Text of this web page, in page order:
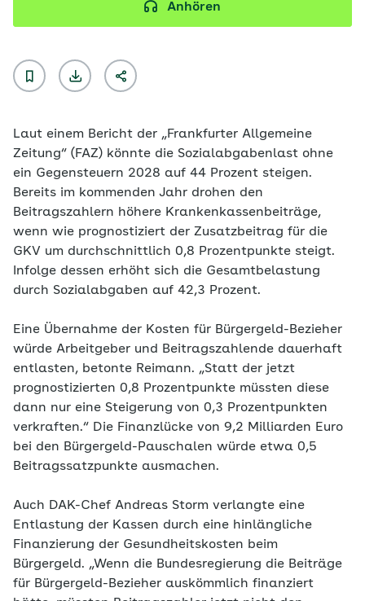
Anhören
Laut einem Bericht der „Frankfurter Allgemeine
Zeitung“ (FAZ) könnte die Sozialabgabenlast ohne
ein Gegensteuern 2028 auf 44 Prozent steigen.
Bereits im kommenden Jahr drohen den
Beitragszahlern höhere Krankenkassenbeiträge,
wenn wie prognostiziert der Zusatzbeitrag für die
GKV um durchschnittlich 0,8 Prozentpunkte steigt.
Infolge dessen erhöht sich die Gesamtbelastung
durch Sozialabgaben auf 42,3 Prozent.
Eine Übernahme der Kosten für Bürgergeld-Bezieher
würde Arbeitgeber und Beitragszahlende dauerhaft
entlasten, betonte Reimann. „Statt der jetzt
prognostizierten 0,8 Prozentpunkte müssten diese
dann nur eine Steigerung von 0,3 Prozentpunkten
verkraften.“ Die Finanzlücke von 9,2 Milliarden Euro
bei den Bürgergeld-Pauschalen würde etwa 0,5
Beitragssatzpunkte ausmachen.
Auch DAK-Chef Andreas Storm verlangte eine
Entlastung der Kassen durch eine hinlängliche
Finanzierung der Gesundheitskosten beim
Bürgergeld. „Wenn die Bundesregierung die Beiträge
für Bürgergeld-Bezieher auskömmlich finanziert